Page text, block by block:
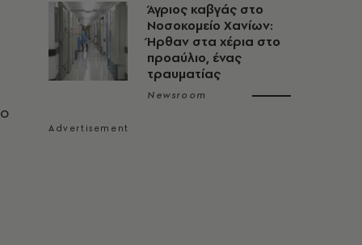
Άγριος καβγάς στο
Νοσοκομείο Χανίων:
Ήρθαν στα χέρια στο
προαύλιο, ένας
τραυματίας
Newsroom